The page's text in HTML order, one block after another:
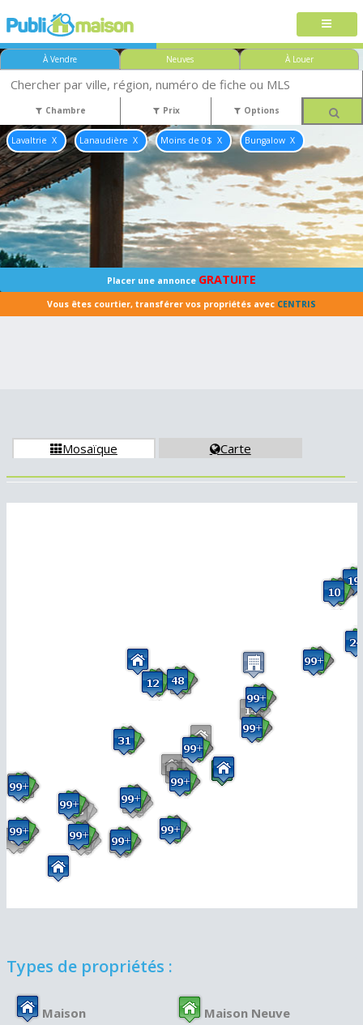
À Vendre Neuves À Louer
Chambre Prix Options
Lavaltrie Lanaudière Moins de 0$ Bungalow
Placer une annonce GRATUITE
Vous êtes courtier, transférer vos propriétés avec CENTRIS
Mosaïque Carte
Types de propriétés :
Maison Maison Neuve